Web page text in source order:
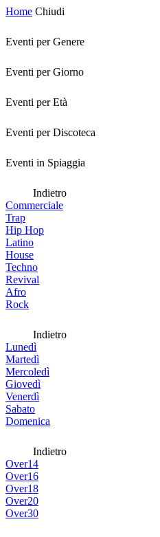
Home Chiudi
Eventi per Genere
Eventi per Giorno
Eventi per Età
Eventi per Discoteca
Eventi in Spiaggia
Indietro
Commerciale
Trap
Hip Hop
Latino
House
Techno
Revival
Afro
Rock
Indietro
Lunedì
Martedì
Mercoledì
Giovedì
Venerdì
Sabato
Domenica
Indietro
Over14
Over16
Over18
Over20
Over30